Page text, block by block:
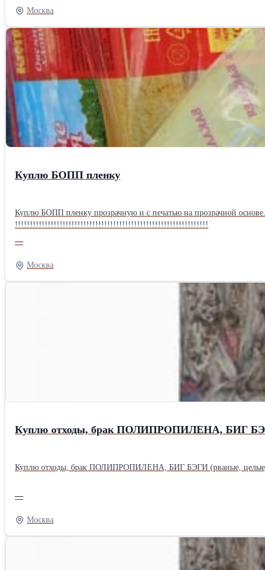
Москва
Куплю БОПП пленку
Куплю БОПП пленку прозрачную и с печатью на прозрачной
!!!!!!!!!!!!!!!!!!!!!!!!!!!!!!!!!!!!!!!!!!!!!!!!!!!!!!!!!!!!!!!!!
—
Москва
Куплю отходы, брак ПОЛИПРОПИЛЕНА, БИГ
Куплю отходы, брак ПОЛИПРОПИЛЕНА, БИГ БЭГИ (рваные, целые),
—
Москва